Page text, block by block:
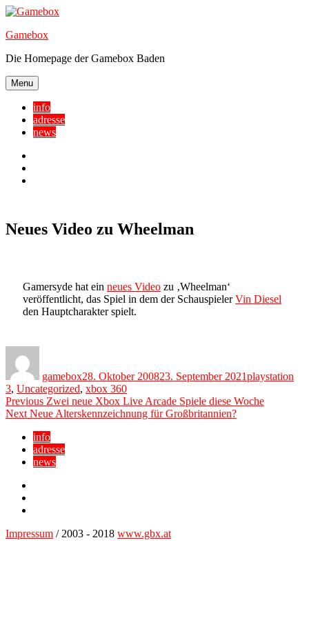
Skip
content
Gamebox
Die Homepage der Gamebox Baden
Menu
info
adresse
news
Neues Video zu Wheelman
Gamersyde hat ein neues Video zu ‚Wheelman‘
veröffentlicht, das Spiel in dem der SchauspielerVin Diesel
den Hauptcharakter spielt.
gamebox28. Oktober 200823. September 2021playstation
3, Uncategorized, xbox 360
Beitragsnavigation
Previous Previous
post:
Zwei neue Xbox Live Arcade Spiele diese Woche
Next Next
Neue Alterskennzeichnung für Großbritannien?
info
adresse
news
Impressum / 2003 - 2018 www.gbx.at